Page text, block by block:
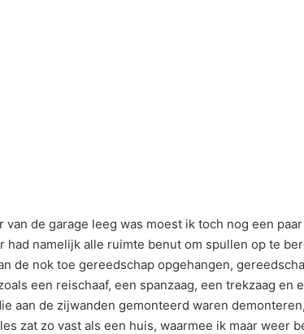
van de garage leeg was moest ik toch nog een
had namelijk alle ruimte benut om spullen op te
de nok toe gereedschap opgehangen,
een reischaaf, een spanzaag, een trekzaag en
aan de zijwanden gemonteerd waren
zat zo vast als een huis, waarmee ik maar weer